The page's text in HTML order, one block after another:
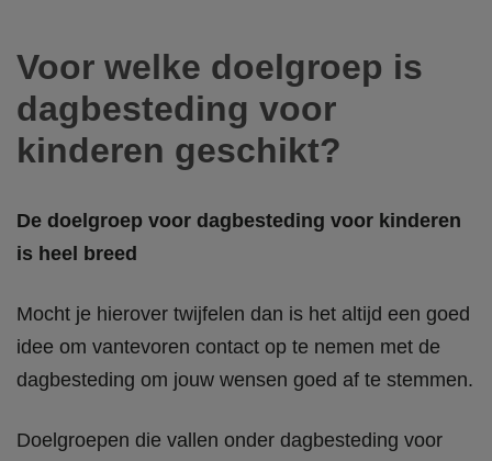
Voor welke doelgroep is
dagbesteding voor
kinderen geschikt?
De doelgroep voor dagbesteding voor kinderen
is heel breed
Mocht je hierover twijfelen dan is het altijd een goed
idee om vantevoren contact op te nemen met de
dagbesteding om jouw wensen goed af te stemmen.
Doelgroepen die vallen onder dagbesteding voor